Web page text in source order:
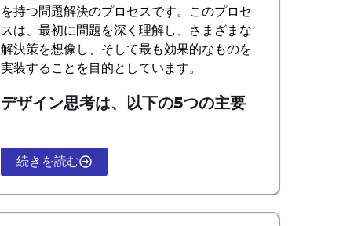
を持つ問題解決のプロセスです。このプロセ
スは、最初に問題を深く理解し、さまざまな
解決策を想像し、そして最も効果的なものを
実装することを目的としています。
デザイン思考は、以下の5つの主要
続きを読む